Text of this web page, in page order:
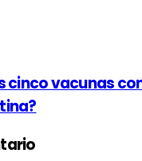
cinco vacunas